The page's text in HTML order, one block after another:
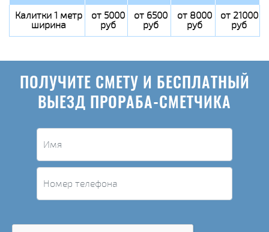
Калитки 1 метр
ширина
от 5000
руб
от 6500
руб
от 8000
руб
от 21000
руб
ПОЛУЧИТЕ СМЕТУ И БЕСПЛАТНЫЙ
ВЫЕЗД ПРОРАБА-СМЕТЧИКА